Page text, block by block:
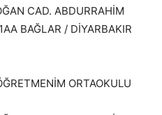
CAD. ABDURRAHİM
BAĞLAR / DİYARBAKIR
ORTAOKULU